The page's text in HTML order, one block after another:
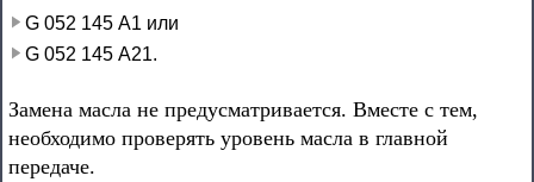
G 052 145 А1 или
G 052 145 А21.
Замена масла не предусматривается. Вместе с тем,
необходимо проверять уровень масла в главной
передаче.